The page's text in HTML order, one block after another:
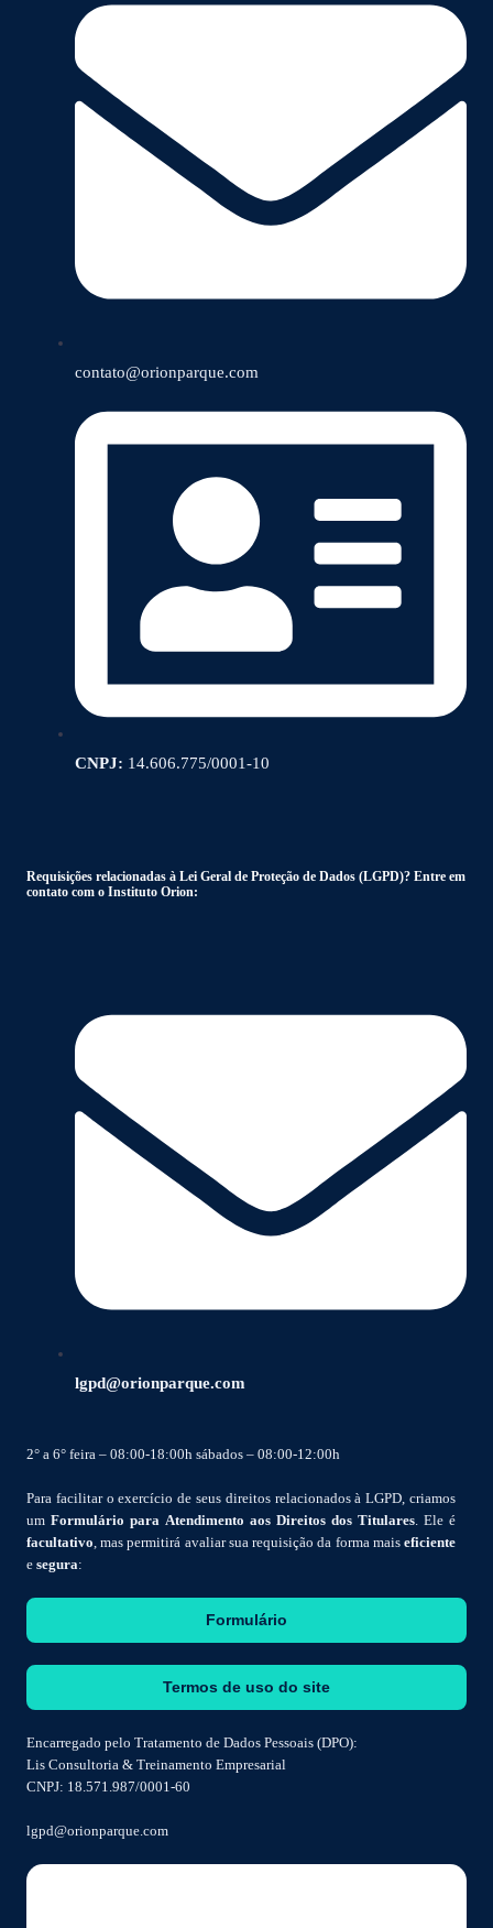
contato@orionparque.com
CNPJ: 14.606.775/0001-10
Requisições relacionadas à Lei Geral de Proteção de Dados (LGPD)? Entre em
contato com o Instituto Orion:
lgpd@orionparque.com
2° a 6° feira – 08:00-18:00h sábados – 08:00-12:00h
Para facilitar o exercício de seus direitos relacionados à LGPD, criamos
um Formulário para Atendimento aos Direitos dos Titulares. Ele é
facultativo, mas permitirá avaliar sua requisição da forma mais eficiente
e segura:
Formulário
Termos de uso do site
Encarregado pelo Tratamento de Dados Pessoais (DPO):
Lis Consultoria & Treinamento Empresarial
CNPJ: 18.571.987/0001-60
lgpd@orionparque.com